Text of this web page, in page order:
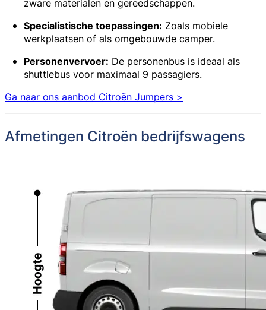
zware materialen en gereedschappen.
Specialistische toepassingen: Zoals mobiele
werkplaatsen of als omgebouwde camper.
Personenvervoer: De personenbus is ideaal als
shuttlebus voor maximaal 9 passagiers.
Ga naar ons aanbod Citroën Jumpers >
Afmetingen Citroën bedrijfswagens